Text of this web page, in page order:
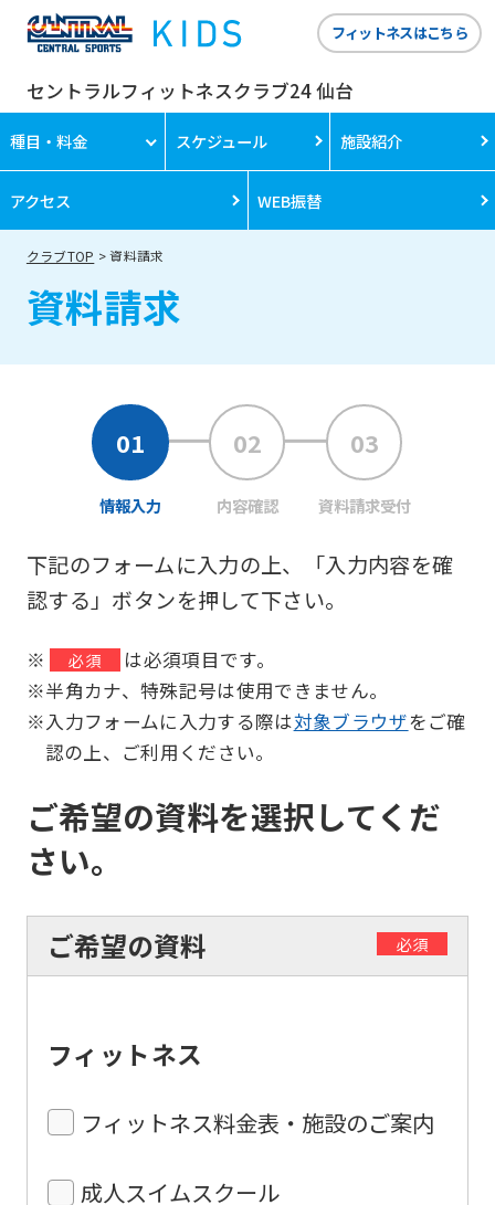
セントラルフィットネスクラブ24 仙台
フィットネスはこちら
種目・料金 スケジュール 施設紹介
アクセス WEB振替
クラブTOP 資料請求
資料請求
情報入力 内容確認 資料請求受付
下記のフォームに入力の上、「入力内容を確
認する」ボタンを押して下さい。
※ 必須
は必須項目です。
※半角カナ、特殊記号は使用できません。
※入力フォームに入力する際は対象ブラウザをご確
認の上、ご利用ください。
ご希望の資料を選択してくだ
さい。
ご希望の資料 必須
フィットネス
フィットネス料金表・施設のご案内
成人スイムスクール